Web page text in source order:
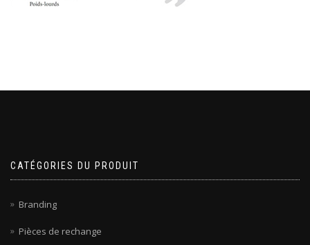
CATÉGORIES DU PRODUIT
Branding
Pièces de rechange